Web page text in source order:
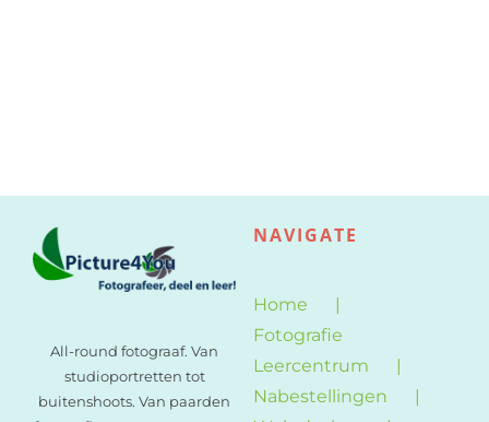
All-round fotograaf. Van
studioportretten tot
buitenshoots. Van paarden
NAVIGATE
Home
Fotografie
Leercentrum
Nabestellingen